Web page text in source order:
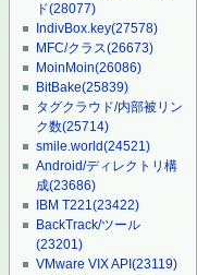
ド(28077)
IndivBox.key(27578)
MFC/クラス(26673)
MoinMoin(26086)
BitBake(25839)
タグクラウド/内部被リン
ク数(25714)
smile.world(24521)
Android/ディレクトリ構
成(23686)
IBM T221(23422)
BackTrack/ツール
(23201)
VMware VIX API(23119)